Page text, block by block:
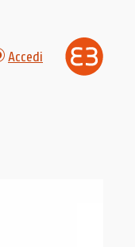
Accedi